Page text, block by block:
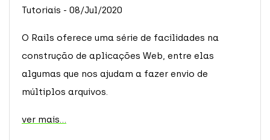
Tutoriais - 08/Jul/2020
O Rails oferece uma série de facilidades na
construção de aplicações Web, entre elas
algumas que nos ajudam a fazer envio de
múltiplos arquivos.
ver mais...